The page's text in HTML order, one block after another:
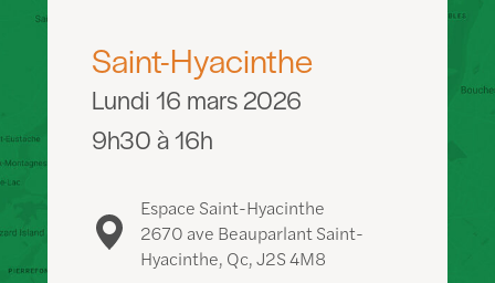
Saint-Hyacinthe
Lundi 16 mars 2026
9h30 à 16h
Espace Saint-Hyacinthe
2670 ave Beauparlant Saint-
Hyacinthe, Qc,J2S 4M8